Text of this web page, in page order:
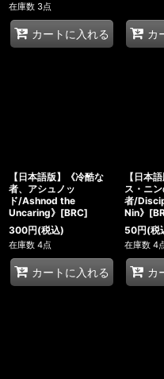
在庫数 3点
カートに入れる カ
【日本語版】《冷酷な
者、アシュノッ
ド/Ashnod the
Uncaring》[BRC]
300円(税込)
在庫数 4点
カートに入れる
【日本
ス・ニ
者/
Nin》
50円(税
在庫数 4
カ